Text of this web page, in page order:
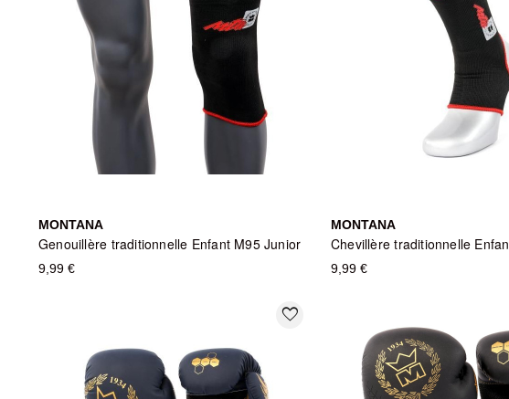
MONTANA
Genouillère traditionnelle Enfant M95 Junior
9,99 €
MONTANA
9,99 €
favorite_border